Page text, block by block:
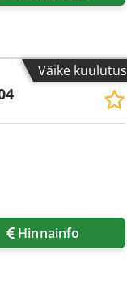
Väike kuulutus
Hinnainfo